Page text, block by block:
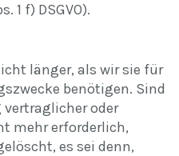
1 f) DSGVO).
länger, als wir sie für
benötigen. Sind
oder
mehr erforderlich,
es sei denn,